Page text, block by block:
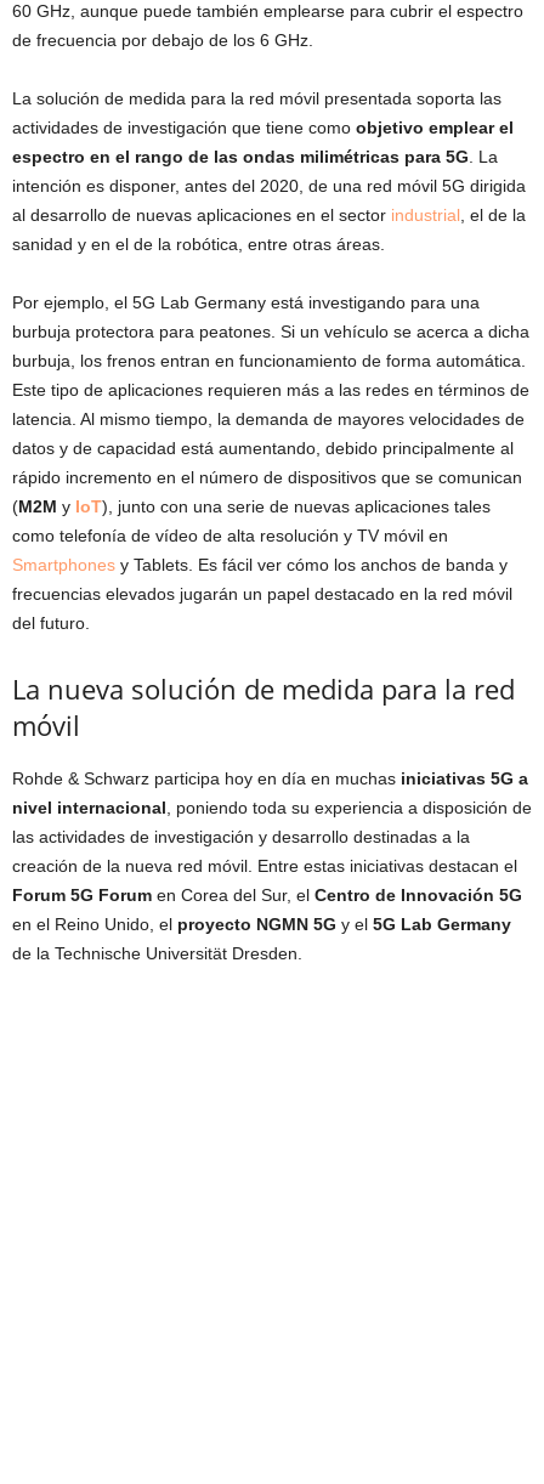
60 GHz, aunque puede también emplearse para cubrir el espectro
de frecuencia por debajo de los 6 GHz.
La solución de medida para la red móvil presentada soporta las
actividades de investigación que tiene como objetivo emplear el
espectro en el rango de las ondas milimétricas para 5G . La
intención es disponer, antes del 2020, de una red móvil 5G dirigida
al desarrollo de nuevas aplicaciones en el sector industrial , el de la
sanidad y en el de la robótica, entre otras áreas.
Por ejemplo, el 5G Lab Germany está investigando para una
burbuja protectora para peatones. Si un vehículo se acerca a dicha
burbuja, los frenos entran en funcionamiento de forma automática.
Este tipo de aplicaciones requieren más a las redes en términos de
latencia. Al mismo tiempo, la demanda de mayores velocidades de
datos y de capacidad está aumentando, debido principalmente al
rápido incremento en el número de dispositivos que se comunican
(M2M y IoT), junto con una serie de nuevas aplicaciones tales
como telefonía de vídeo de alta resolución y TV móvil en
Smartphones y Tablets. Es fácil ver cómo los anchos de banda y
frecuencias elevados jugarán un papel destacado en la red móvil
del futuro.
La nueva solución de medida para la red
móvil
Rohde & Schwarz participa hoy en día en muchas iniciativas 5G a
nivel internacional , poniendo toda su experiencia a disposición de
las actividades de investigación y desarrollo destinadas a la
creación de la nueva red móvil. Entre estas iniciativas destacan el
Forum 5G Forum en Corea del Sur, el Centro de Innovación 5G
en el Reino Unido, el proyecto NGMN 5G y el 5G Lab Germany
de la Technische Universität Dresden.